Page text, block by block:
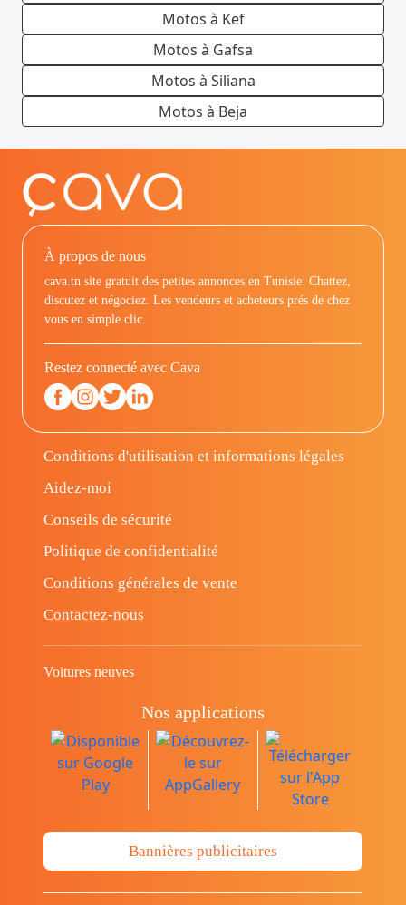
Motos à Kef
Motos à Gafsa
Motos à Siliana
Motos à Beja
À propos de nous
cava.tn site gratuit des petites annonces en Tunisie: Chattez,
discutez et négociez. Les vendeurs et acheteurs prés de chez
vous en simple clic.
Restez connecté avec Cava
Conditions d'utilisation et informations légales
Aidez-moi
Conseils de sécurité
Politique de confidentialité
Conditions générales de vente
Contactez-nous
Voitures neuves
Nos applications
Bannières publicitaires